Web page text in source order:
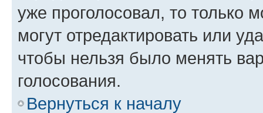
уже проголосовал, то только
могут отредактировать или
чтобы нельзя было менять
голосования.
Вернуться к началу